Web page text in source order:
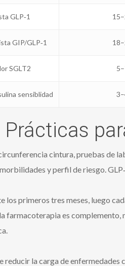
GLP‑1
GIP/GLP‑1
SGLT2
sensiblidad
cintura, pruebas de
y perfil de riesgo.
los primeros tres meses, luego
farmacoterapia es
reducir la carga de